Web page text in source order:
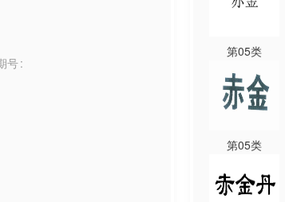
号
第05类
第05类